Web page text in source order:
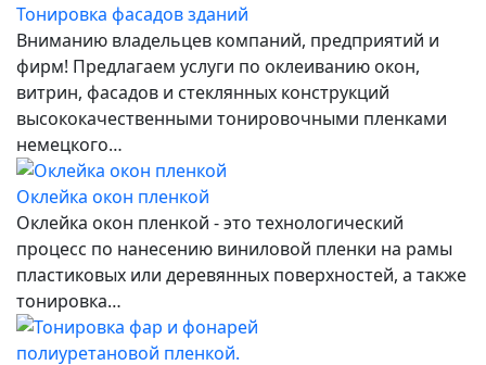
Тонировка фасадов зданий
Вниманию владельцев компаний, предприятий и
фирм! Предлагаем услуги по оклеиванию окон,
витрин, фасадов и стеклянных конструкций
высококачественными тонировочными пленками
немецкого…
Оклейка окон пленкой
Оклейка окон пленкой - это технологический
процесс по нанесению виниловой пленки на рамы
пластиковых или деревянных поверхностей, а также
тонировка…